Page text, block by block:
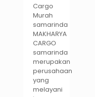
Cargo
Murah
samarinda
MAKHARYA
CARGO
samarinda
merupakan
perusahaan
yang
melayani